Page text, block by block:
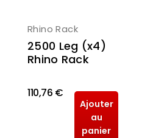
Rhino Rack
2500 Leg (x4)
Rhino Rack
110,76 €
Ajouter
au
panier